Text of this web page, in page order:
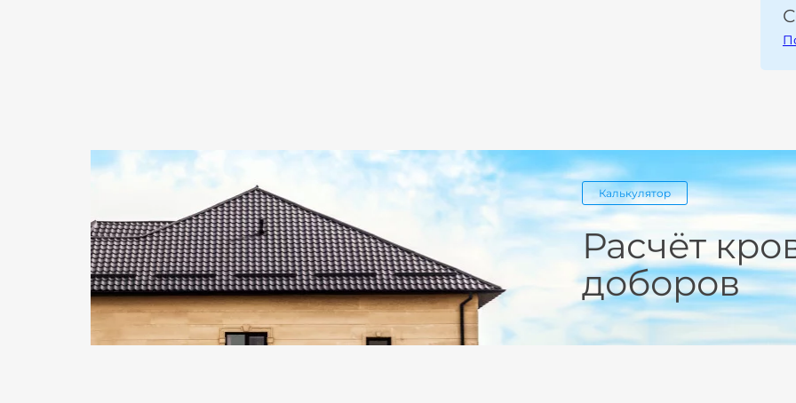
Калькулятор
Расчёт
доборов